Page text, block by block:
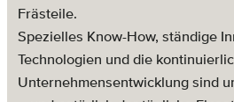
Frästeile.
Spezielles Know-How, ständige
Technologien und die
Unternehmensentwicklung sind